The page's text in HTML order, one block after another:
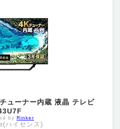
ューナー内蔵 液晶 テレビ
by Rinker
ハイセンス)